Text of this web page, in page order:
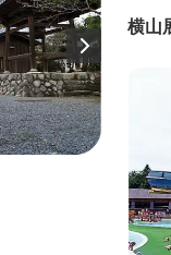
直線
荒
横山